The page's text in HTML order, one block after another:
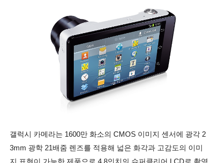
갤럭시 카메라는 1600만 화소의 CMOS 이미지 센서에 광각 2
3mm 광학 21배줌 렌즈를 적용해 넓은 화각과 고감도의 이미